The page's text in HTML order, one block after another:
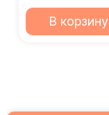
В корзину